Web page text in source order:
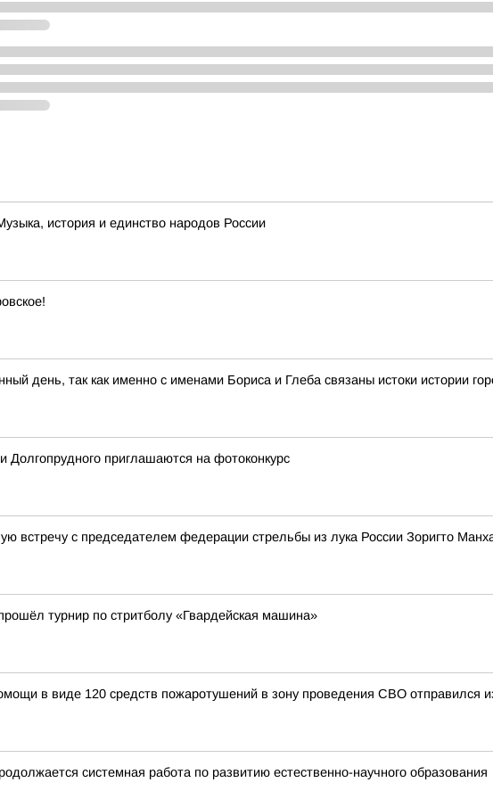
история и единство народов России
день, так как именно с именами Бориса и Глеба связаны истоки истории
Долгопрудного приглашаются на фотоконкурс
встречу с председателем федерации стрельбы из лука России Зоригто
турнир по стритболу «Гвардейская машина»
в виде 120 средств пожаротушений в зону проведения СВО отправился
системная работа по развитию естественно-научного образования